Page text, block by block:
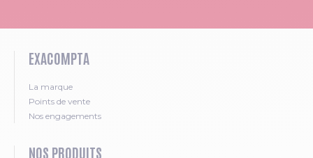
EXACOMPTA
La marque
Points de vente
Nos engagements
NOS PRODUITS